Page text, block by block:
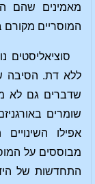
מאמינים שהם
המוסריים מקורם
סוציאליסטים
ללא דת. הסיבה
שדברים גם לא
שומרים
אפילו
מבוססים על
התחדשות של